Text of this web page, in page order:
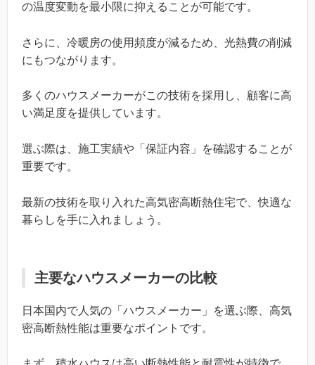
の温度変動を最小限に抑えることが可能です。
さらに、冷暖房の使用頻度が減るため、光熱費の削減
にもつながります。
多くのハウスメーカーがこの技術を採用し、顧客に高
い満足度を提供しています。
選ぶ際は、施工実績や「保証内容」を確認することが
重要です。
最新の技術を取り入れた高気密高断熱住宅で、快適な
暮らしを手に入れましょう。
主要なハウスメーカーの比較
日本国内で人気の「ハウスメーカー」を選ぶ際、高気
密高断熱性能は重要なポイントです。